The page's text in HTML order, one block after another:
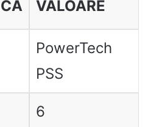
VALOARE
PowerTech
PSS
6